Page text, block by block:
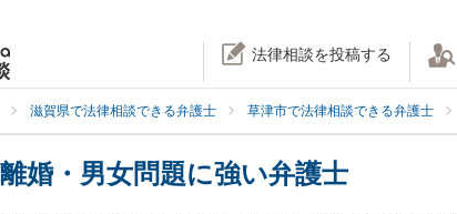
法律相談を投稿する
滋賀県で法律相談できる弁護士 草津市で法律相談できる弁護士
婚・男女問題に強い弁護士